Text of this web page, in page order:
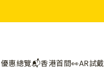
優惠總覽📬香港首間👀AR試戴